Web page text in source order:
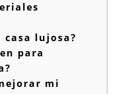
casa lujosa?
para
mi